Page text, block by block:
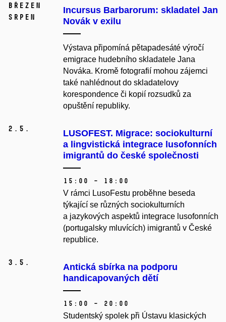
březen
srpen
Incursus Barbarorum: skladatel Jan
Novák v exilu
Výstava připomíná pětapadesáté výročí
emigrace hudebního skladatele Jana
Nováka. Kromě fotografií mohou zájemci
také nahlédnout do skladatelovy
korespondence či kopií rozsudků za
opuštění republiky.
2. 5.
LUSOFEST. Migrace: sociokulturní
a lingvistická integrace lusofonních
imigrantů do české společnosti
15:00 – 18:00
V rámci LusoFestu proběhne beseda
týkající se různých sociokulturních
a jazykových aspektů integrace lusofonních
(portugalsky mluvících) imigrantů v České
republice.
3. 5.
Antická sbírka na podporu
handicapovaných dětí
15:00 – 20:00
Studentský spolek při Ústavu klasických